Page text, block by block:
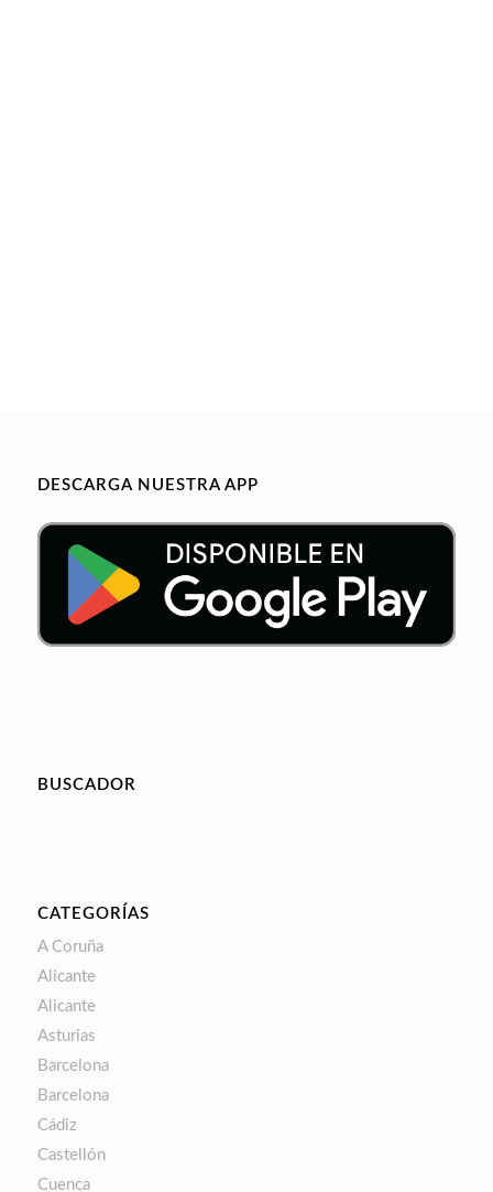
DESCARGA NUESTRA APP
BUSCADOR
CATEGORÍAS
A Coruña
Alicante
Alicante
Asturias
Barcelona
Barcelona
Cádiz
Castellón
Cuenca